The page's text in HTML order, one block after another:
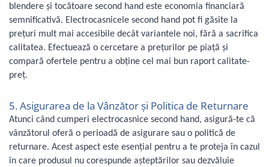
Cutii, curele si accesorii ceasuri
Genti si accesorii barbati
Genti si accesorii femei
Imbracaminte barbati
Imbracaminte femei
Incaltaminte barbati
Incaltaminte femei
Ochelari de soare
Ochelari de vedere
blendere și tocătoare second hand este economia financiară
semnificativă. Electrocasnicele second hand pot fi găsite la
prețuri mult mai accesibile decât variantele noi, fără a sacrifica
calitatea. Efectuează o cercetare a prețurilor pe piață și
compară ofertele pentru a obține cel mai bun raport calitate-
preț.
5. Asigurarea de la Vânzător și Politica de Returnare
Atunci când cumperi electrocasnice second hand, asigură-te că
vânzătorul oferă o perioadă de asigurare sau o politică de
returnare. Acest aspect este esențial pentru a te proteja în cazul
în care produsul nu corespunde așteptărilor sau dezvăluie